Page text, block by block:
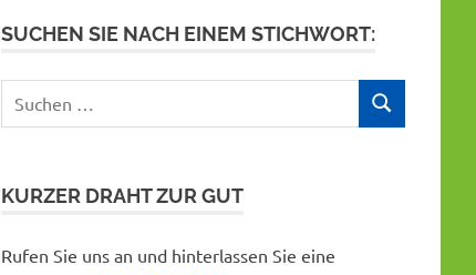
SUCHEN SIE NACH EINEM STICHWORT:
nach:
SUCHEN
KURZER DRAHT ZUR GUT
Rufen Sie uns an und hinterlassen Sie eine